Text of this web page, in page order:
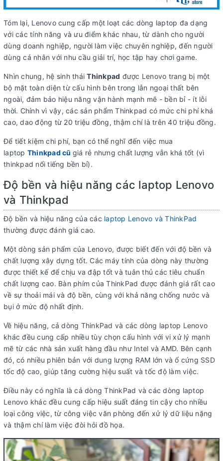
Tóm lại, Lenovo cung cấp một loạt các dòng laptop đa dạng
với các tính năng và ưu điểm khác nhau, từ dành cho người
dùng doanh nghiệp, người làm việc chuyên nghiệp, đến người
dùng cá nhân với nhu cầu giải trí, học tập hay chơi game.
Nhìn chung, hệ sinh tháiThinkpad được Lenovo trang bị một
bộ mặt toàn diện từ cấu hình bên trong lẫn ngoại thất bên
ngoài, đảm bảo hiệu năng vận hành mạnh mẽ - bền bỉ - ít lỗi
thời. Chính vì vậy, các sản phẩm Thinkpad có mức chi phí khá
cao, dao động từ 20 triệu đồng, thậm chí là trên 40 triệu đồng.
Để tiết kiệm chi phí, bạn có thể nghĩ đến việc mua
laptop Thinkpad cũ giá rẻ nhưng chất lượng vẫn khá tốt (vì
thinkpad nổi tiếng bền bỉ).
Độ bền và hiệu năng các laptop Lenovo
và Thinkpad
Độ bền và hiệu năng của các laptop Lenovo và ThinkPad
thường được đánh giá cao.
Một dòng sản phẩm của Lenovo, được biết đến với độ bền và
chất lượng xây dựng tốt. Các máy tính của dòng này thường
được thiết kế để chịu va đập tốt và tuân thủ các tiêu chuẩn
chất lượng cao. Bàn phím của ThinkPad được đánh giá rất cao
về sự thoải mái và độ bền, cùng với khả năng chống nước và
bụi ở mức độ nhất định.
Về hiệu năng, cả dòng ThinkPad và các dòng laptop Lenovo
khác đều cung cấp nhiều tùy chọn cấu hình với vi xử lý mạnh
mẽ từ các nhà sản xuất hàng đầu như Intel và AMD. Bên cạnh
đó, có nhiều phiên bản với dung lượng RAM lớn và ổ cứng SSD
tốc độ cao, giúp tăng cường hiệu suất và tốc độ làm việc.
Điều này có nghĩa là cả dòng ThinkPad và các dòng laptop
Lenovo khác đều cung cấp hiệu suất đáng tin cậy cho nhiều
loại công việc, từ công việc văn phòng đến xử lý dữ liệu nặng
và thậm chí làm việc đòi hỏi đồ họa.